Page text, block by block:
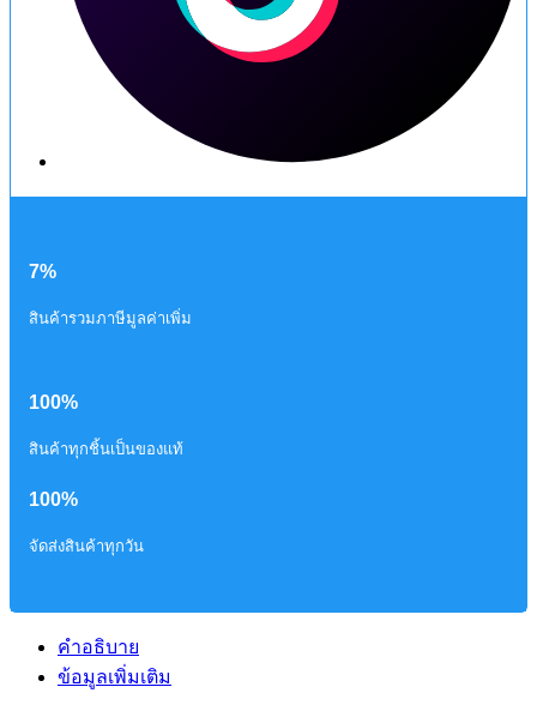
7%
สินค้ารวมภาษีมูลค่าเพิ่ม
100%
สินค้าทุกชิ้นเป็นของแท้
100%
จัดส่งสินค้าทุกวัน
คำอธิบาย
ข้อมูลเพิ่มเติม